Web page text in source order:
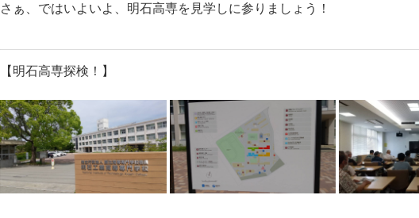
さぁ、ではいよいよ、明石高専を見学しに参りましょう！
【明石高専探検！】